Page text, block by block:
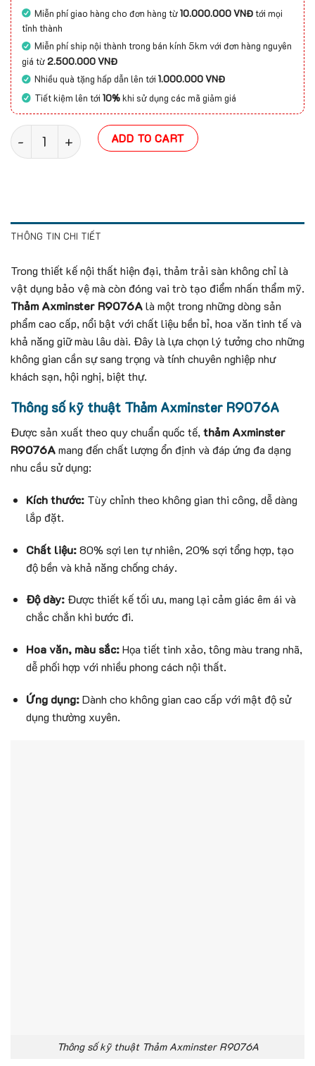
Miễn phí giao hàng cho đơn hàng từ10.000.000 VNĐtới mọi
tỉnh thành
Miễn phí ship nội thành trong bán kính 5km với đơn hàng nguyên
giá từ2.500.000 VNĐ
Nhiều quà tặng hấp dẫn lên tới1.000.000 VNĐ
Tiết kiệm lên tới10%khi sử dụng các mã giảm giá
Thảm Axminster R9076A quantity
ADD TO CART
THÔNG TIN CHI TIẾT
Trong thiết kế nội thất hiện đại, thảm trải sàn không chỉ là
vật dụng bảo vệ mà còn đóng vai trò tạo điểm nhấn thẩm mỹ.
Thảm Axminster R9076Alà một trong những dòng sản
phẩm cao cấp, nổi bật với chất liệu bền bỉ, hoa văn tinh tế và
khả năng giữ màu lâu dài. Đây là lựa chọn lý tưởng cho những
không gian cần sự sang trọng và tính chuyên nghiệp như
khách sạn, hội nghị, biệt thự.
Thông số kỹ thuật Thảm Axminster R9076A
Được sản xuất theo quy chuẩn quốc tế, thảm Axminster
R9076Amang đến chất lượng ổn định và đáp ứng đa dạng
nhu cầu sử dụng:
Kích thước: Tùy chỉnh theo không gian thi công, dễ dàng
lắp đặt.
Chất liệu:80% sợi len tự nhiên, 20% sợi tổng hợp, tạo
độ bền và khả năng chống cháy.
Độ dày: Được thiết kế tối ưu, mang lại cảm giác êm ái và
chắc chắn khi bước đi.
Hoa văn, màu sắc:Họa tiết tinh xảo, tông màu trang nhã,
dễ phối hợp với nhiều phong cách nội thất.
Ứng dụng:Dành cho không gian cao cấp với mật độ sử
dụng thường xuyên.
Thông số kỹ thuật Thảm Axminster R9076A